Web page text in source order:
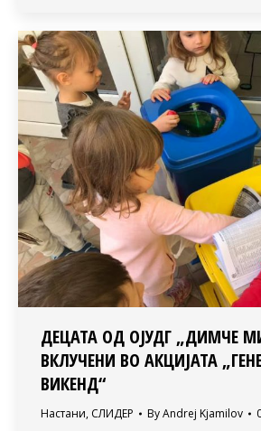
ДЕЦАТА ОД ОЈУДГ „ДИМЧЕ
ВКЛУЧЕНИ ВО АКЦИЈАТА
ВИКЕНД“
Настани, СЛИДЕР ByAndrej Kjamilov